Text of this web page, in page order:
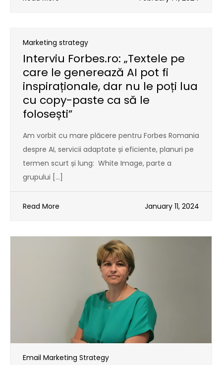
Marketing strategy
Interviu Forbes.ro: „Textele pe
care le generează AI pot fi
inspiraționale, dar nu le poți lua
cu copy-paste ca să le
folosești”
Am vorbit cu mare plăcere pentru Forbes Romania
despre AI, servicii adaptate și eficiente, planuri pe
termen scurt și lung: White Image, parte a
grupului […]
Read More January 11, 2024
Email Marketing Strategy